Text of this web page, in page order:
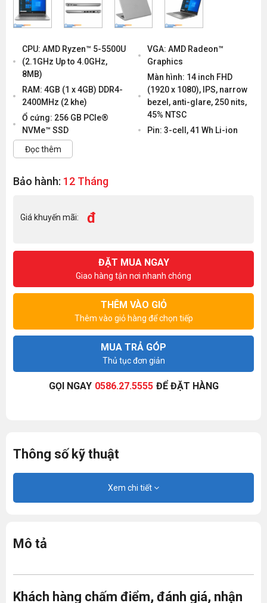
CPU: AMD Ryzen™ 5-5500U
(2.1GHz Up to 4.0GHz,
8MB)
RAM: 4GB (1 x 4GB) DDR4-
2400MHz (2 khe)
Ổ cứng: 256 GB PCIe®
NVMe™ SSD
VGA: AMD Radeon™
Graphics
Màn hình: 14 inch FHD
(1920 x 1080), IPS, narrow
bezel, anti-glare, 250 nits,
45% NTSC
Pin: 3-cell, 41 Wh Li-ion
Đọc thêm
Bảo hành: 12 Tháng
Giá khuyến mãi: đ
ĐẶT MUA NGAY
Giao hàng tận nơi nhanh chóng
THÊM VÀO GIỎ
Thêm vào giỏ hàng để chọn tiếp
MUA TRẢ GÓP
Thủ tục đơn giản
GỌI NGAY 0586.27.5555 ĐỂ ĐẶT HÀNG
Mô tả
Khách hàng chấm điểm, đánh giá, nhận
Thông số kỹ thuật
Xem chi tiết